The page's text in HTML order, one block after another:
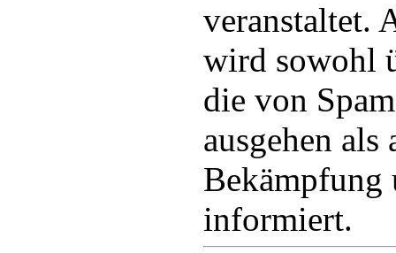
veranstaltet.
wird sowohl
die von
ausgehen als
Bekämpfung
informiert.